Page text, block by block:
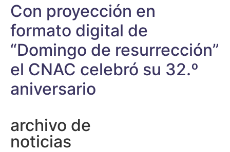
Con proyección en
formato digital de
“Domingo de resurrección”
el CNAC celebró su 32.º
aniversario
archivo de
noticias